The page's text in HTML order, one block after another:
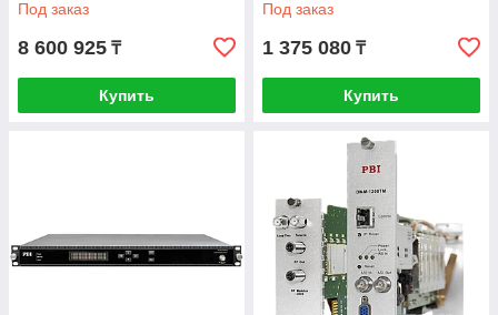
Под заказ
8 600 925 ₸
Купить
Под заказ
1 375 080 ₸
Купить